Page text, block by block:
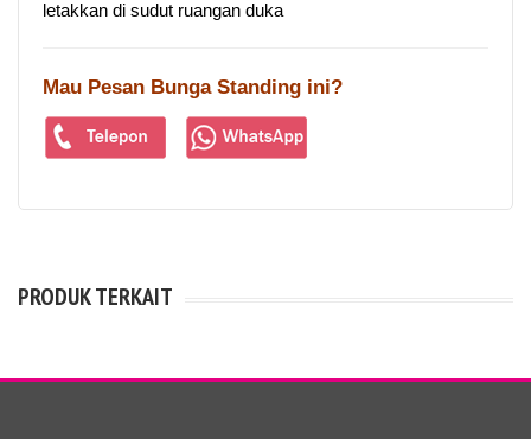
letakkan di sudut ruangan duka
Mau Pesan Bunga Standing ini?
PRODUK TERKAIT